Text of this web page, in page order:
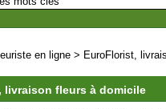
en ligne > EuroFlorist,
livraison fleurs à domicile